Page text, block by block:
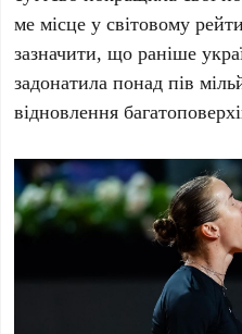
ме місце у світовому
зазначити, що раніше
задонатила понадпів
відновлення